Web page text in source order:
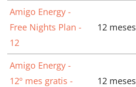
Amigo Energy -
Free Nights Plan -
12
12 meses
Amigo Energy -
12º mes gratis -
12 meses